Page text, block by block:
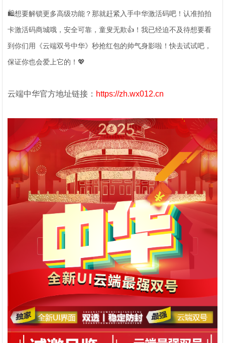
🛍️想要解锁更多高级功能？那就赶紧入手中华激活码吧！认准拍拍
卡激活码商城哦，安全可靠，童叟无欺👍！我已经迫不及待想要看
到你们用《云端双号中华》秒抢红包的帅气身影啦！快去试试吧，
保证你也会爱上它的！💖
云端中华官方地址链接： https://zh.wx012.cn